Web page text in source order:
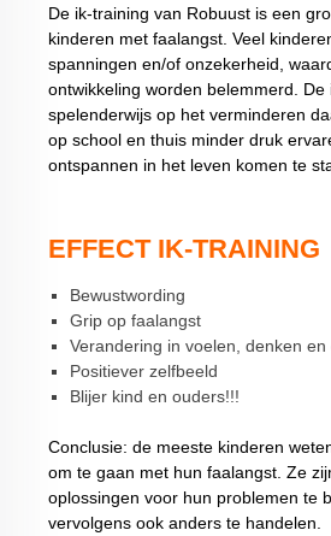
De ik-training van Robuust is een
kinderen met faalangst. Veel
spanningen en/of onzekerheid,
ontwikkeling worden belemmerd. De
spelenderwijs op het verminderen
op school en thuis minder druk
ontspannen in het leven komen te
EFFECT IK-TRAINING
Bewustwording
Grip op faalangst
Verandering in voelen, denken en
Positiever zelfbeeld
Blijer kind en ouders!!!
Conclusie: de meeste kinderen
om te gaan met hun faalangst. Ze
oplossingen voor hun problemen te
vervolgens ook anders te handelen.